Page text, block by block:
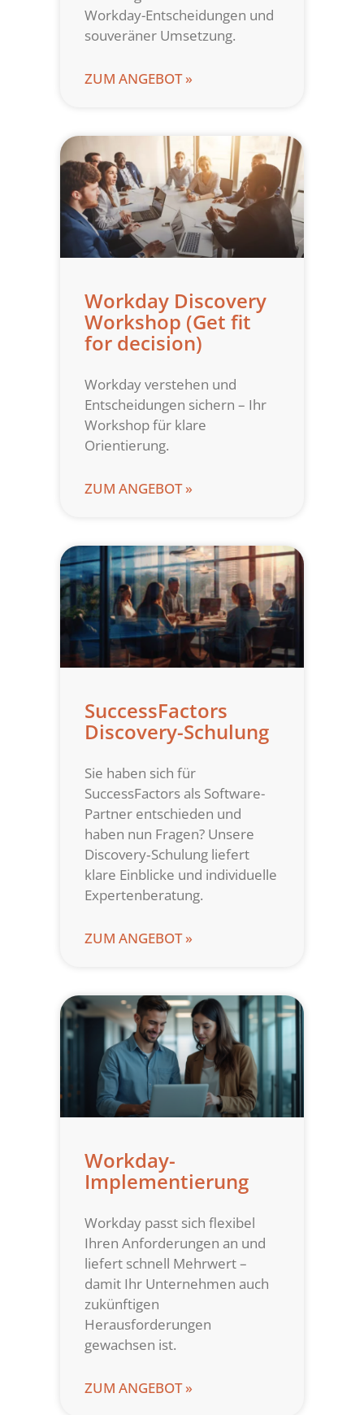
Workday-Entscheidungen und
souveräner Umsetzung.
ZUM ANGEBOT »
Workday Discovery
Workshop (Get fit
for decision)
Workday verstehen und
Entscheidungen sichern – Ihr
Workshop für klare
Orientierung.
ZUM ANGEBOT »
SuccessFactors
Discovery-Schulung
Sie haben sich für
SuccessFactors als Software-
Partner entschieden und
haben nun Fragen? Unsere
Discovery‑Schulung liefert
klare Einblicke und individuelle
Expertenberatung.
ZUM ANGEBOT »
Workday-
Implementierung
Workday passt sich flexibel
Ihren Anforderungen an und
liefert schnell Mehrwert –
damit Ihr Unternehmen auch
zukünftigen
Herausforderungen
gewachsen ist.
ZUM ANGEBOT »